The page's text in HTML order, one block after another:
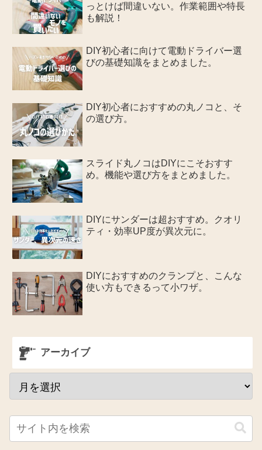
っとけば間違いない。作業範囲や特長
も解説！
DIY初心者に向けて電動ドライバー選
びの基礎知識をまとめました。
DIY初心者におすすめの丸ノコと、そ
の選び方。
スライド丸ノコはDIYにこそおすす
め。機能や選び方をまとめました。
DIYにサンダーは超おすすめ。クオリ
ティ・効率UP度が異次元に。
DIYにおすすめのクランプと、こんな
使い方もできるって小ワザ。
アーカイブ